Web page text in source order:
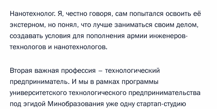
Нанотехнолог. Я, честно говоря, сам попытался освоить её
экстерном, но понял, что лучше заниматься своим делом,
создавать условия для пополнения армии инженеров-
технологов и нанотехнологов.
Вторая важная профессия – технологический
предприниматель. И мы в рамках программы
университетского технологического предпринимательства
под эгидой Минобразования уже одну стартап-студию